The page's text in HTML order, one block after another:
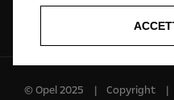
© Opel 2025
Copyright